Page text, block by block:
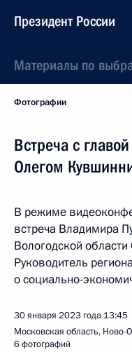
Президент России
Материалы по
Фотографии
Встреча с
Олегом
В режиме
встреча Владимира
Вологодской
Руководитель
о социально-
30 января 2023 года 13:45
Московская область, Ново-
6 фотографий